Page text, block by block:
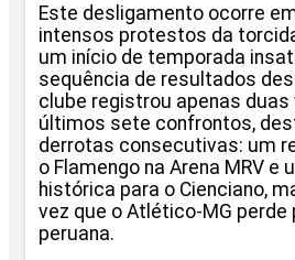
Este desligamento ocorre
intensos protestos da
um início de temporada
sequência de resultados
clube registrou apenas
últimos sete confrontos,
derrotas consecutivas: um
o Flamengo na Arena MRV e
histórica para o Cienciano,
vez que o Atlético-MG perde
peruana.